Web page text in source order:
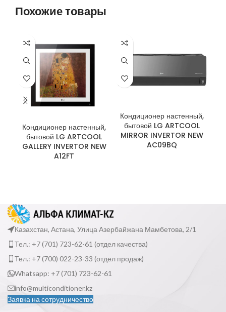
Похожие товары
Кондиционер настенный,
бытовой LG ARTCOOL
GALLERY INVERTOR NEW
A12FT
Кондиционер настенный,
бытовой LG ARTCOOL
MIRROR INVERTOR NEW
AC09BQ
Казахстан, Астана, Улица Азербайжана Мамбетова, 2/1
Тел.: +7 (701) 723-62-61 (отдел качества)
Тел.: +7 (700) 022-23-33 (отдел продаж)
Whatsapp: +7 (701) 723-62-61
info@multiconditioner.kz
Заявка на сотрудничество